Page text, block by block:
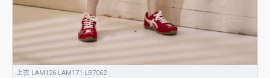
上衣 LAM126 LAM171 LB7062